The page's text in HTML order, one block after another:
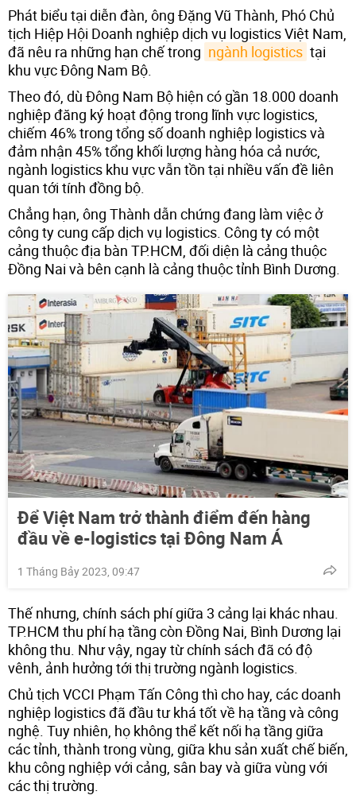
Phát biểu tại diễn đàn, ông Đặng Vũ Thành, Phó Chủ
tịch Hiệp Hội Doanh nghiệp dịch vụ logistics Việt Nam,
đã nêu ra những hạn chế trong ngành logistics tại
khu vực Đông Nam Bộ.
Theo đó, dù Đông Nam Bộ hiện có gần 18.000 doanh
nghiệp đăng ký hoạt động trong lĩnh vực logistics,
chiếm 46% trong tổng số doanh nghiệp logistics và
đảm nhận 45% tổng khối lượng hàng hóa cả nước,
ngành logistics khu vực vẫn tồn tại nhiều vấn đề liên
quan tới tính đồng bộ.
Chẳng hạn, ông Thành dẫn chứng đang làm việc ở
công ty cung cấp dịch vụ logistics. Công ty có một
cảng thuộc địa bàn TP.HCM, đối diện là cảng thuộc
Đồng Nai và bên cạnh là cảng thuộc tỉnh Bình Dương.
Để Việt Nam trở thành điểm đến hàng
đầu về e-logistics tại Đông Nam Á
1 Tháng Bảy 2023, 09:47
Thế nhưng, chính sách phí giữa 3 cảng lại khác nhau.
TP.HCM thu phí hạ tầng còn Đồng Nai, Bình Dương lại
không thu. Như vậy, ngay từ chính sách đã có độ
vênh, ảnh hưởng tới thị trường ngành logistics.
Chủ tịch VCCI Phạm Tấn Công thì cho hay, các doanh
nghiệp logistics đã đầu tư khá tốt về hạ tầng và công
nghệ. Tuy nhiên, họ không thể kết nối hạ tầng giữa
các tỉnh, thành trong vùng, giữa khu sản xuất chế biến,
khu công nghiệp với cảng, sân bay và giữa vùng với
các thị trường.